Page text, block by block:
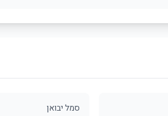
סמל יבואן